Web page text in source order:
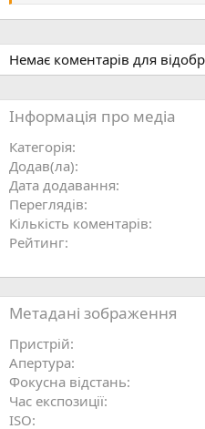
Немає коментарів для
Інформація про медіа
Категорія
Додав(ла)
Дата додавання
Переглядів
Кількість коментарів
Рейтинг
Метадані зображення
Пристрій
Aпертура
Фокусна відстань
Час експозиції
ISO